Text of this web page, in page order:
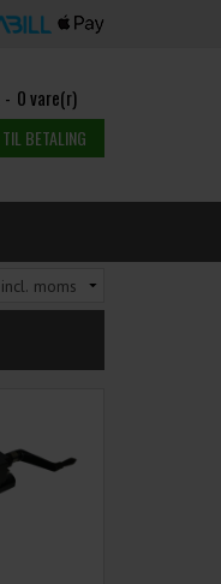
- 0 vare(r)
TIL BETALING